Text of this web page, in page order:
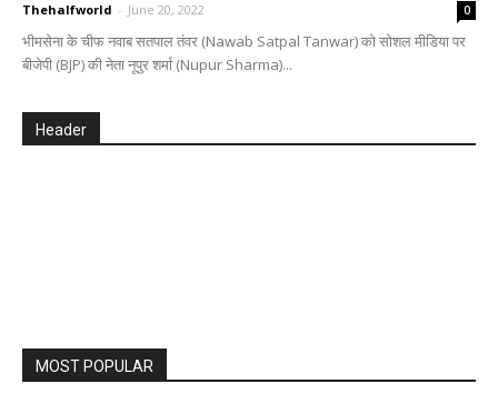
Thehalfworld - June 20, 2022 0
भीमसेना के चीफ नवाब सतपाल तंवर (Nawab Satpal Tanwar) को सोशल मीडिया पर
बीजेपी (BJP) की नेता नूपुर शर्मा (Nupur Sharma)...
Header
MOST POPULAR